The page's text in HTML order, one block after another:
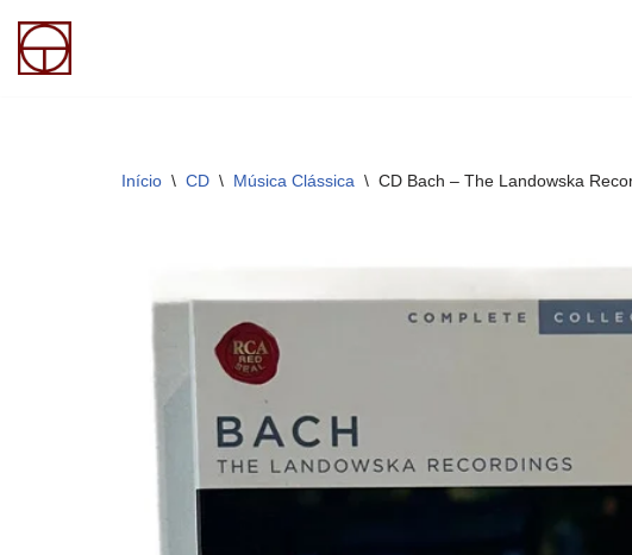
Pular
Início \ CD \ Música Clássica \ CD Bach – The Landowska